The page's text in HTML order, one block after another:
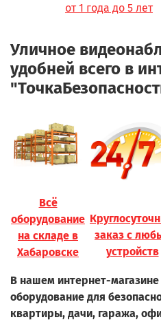
от 1 года до 5 лет
Уличное
удобней всего в
Всё
оборудование
на складе в
Хабаровске
заказ с
устройств
В нашем интернет-
оборудование для
квартиры, дачи, гаража,